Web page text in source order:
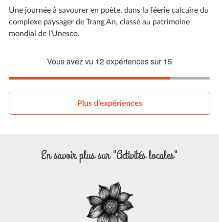
Une journée à savourer en poète, dans la féerie calcaire du
complexe paysager de Trang An, classé au patrimoine
mondial de l’Unesco.
Vous avez vu 12expériences sur15
Plus d'expériences
En savoir plus sur "Activités locales"